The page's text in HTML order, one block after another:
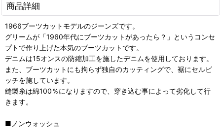
商品詳細
1966ブーツカットモデルのジーンズです。
グリームが「1960年代にブーツカットがあったら？」というコンセ
プトで作り上げた本気のブーツカットです。
デニムは15オンスの防縮加工を施したデニムを使用しております。
また、ブーツカットにも拘らず独自のカッティングで、裾にセルビ
ッチを施しています。
縫製糸は綿100％になりますので、穿き込む事によって劣化して行
きます。
■ノンウォッシュ